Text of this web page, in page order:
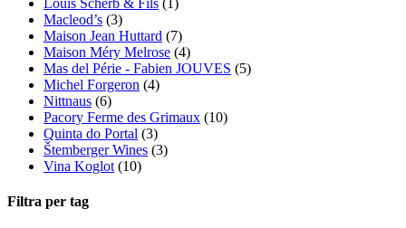
Louis Scherb & Fils (1)
Macleod’s (3)
Maison Jean Huttard (7)
Maison Méry Melrose (4)
Mas del Périe - Fabien JOUVES (5)
Michel Forgeron (4)
Nittnaus (6)
Pacory Ferme des Grimaux (10)
Quinta do Portal (3)
Štemberger Wines (3)
Vina Koglot (10)
Filtra per tag